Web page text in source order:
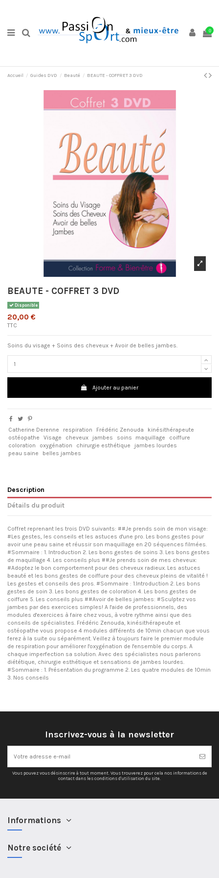
0
Accueil Guides DVD Beauté BEAUTE - COFFRET 3 DVD
BEAUTE - COFFRET 3 DVD
Disponible
20,00 €
TTC
Soins du visage + Soins des cheveux + Avoir de belles jambes.
Ajouter au panier
Catherine Derenne respiration Frédéric Zenouda
kinésithérapeute
ostéopathe
Visage cheveux jambes soins maquillage
coiffure
coloration
oxygénation chirurgie esthétique
jambes lourdes
peau saine
belles jambes
Description
Détails du produit
Coffret reprenant les trois DVD suivants: ##Je prends soin de mon visage:
#Les gestes, les conseils et les astuces d'une pro. Les bons gestes pour
avoir une peau saine et réussir son maquillage en 20 séquences filmées.
#Sommaire : 1. Introduction 2. Les bons gestes de soins 3. Les bons gestes
de maquillage 4. Les conseils plus ##Je prends soin de mes cheveux:
#Adoptez le bon comportement pour des cheveux radieux. Les astuces
beauté et les bons gestes de coiffure pour des cheveux pleins de vitalité !
Les gestes et conseils des pros. #Sommaire : 1.Introduction 2. Les bons
gestes de soin 3. Les bons gestes de coloration 4. Les bons gestes de
coiffure 5. Les conseils plus ##Avoir de belles jambes: #Sculptez vos
jambes par des exercices simples! A l'aide de professionnels, des
modules d'exercices à faire chez vous, à votre rythme ainsi que des
conseils de spécialistes. Frédéric Zenouda, kinésithérapeute et
ostéopathe vous propose 4 modules différents de 10min chacun que vous
ferez à la suite ou séparément. Veillez à toujours faire le premier module
de respiration pour améliorer l'oxygénation de l'ensemble du corps. A
chaque imperfection sa solution. Avec des spécialistes nous parlerons
diététique, chirurgie esthétique et sensations de jambes lourdes.
#Sommaire : 1. Présentation du programme 2. Les quatre modules de 10min
3. Nos conseils
Inscrivez-vous à la newsletter
Vous pouvez vous désinscrire à tout moment. Vous trouverez pour cela nos informations de
contact dans les conditions d'utilisation du site.
Informations
Notre société